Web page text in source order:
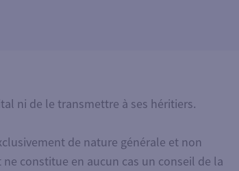
ni de le transmettre à ses héritiers.
de nature générale et non
constitue en aucun cas un conseil de la